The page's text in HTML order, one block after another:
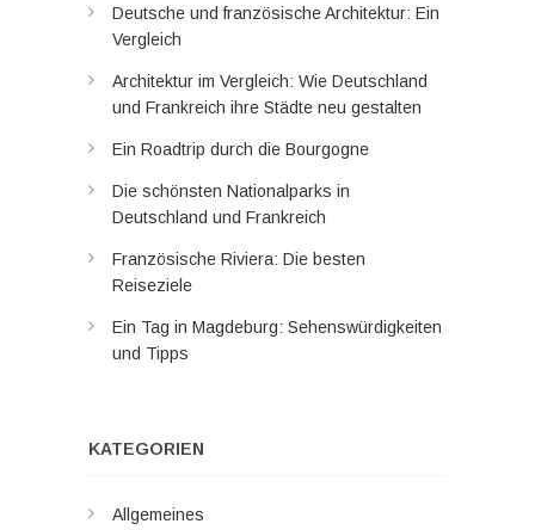
Deutsche und französische Architektur: Ein
Vergleich
Architektur im Vergleich: Wie Deutschland
und Frankreich ihre Städte neu gestalten
Ein Roadtrip durch die Bourgogne
Die schönsten Nationalparks in
Deutschland und Frankreich
Französische Riviera: Die besten
Reiseziele
Ein Tag in Magdeburg: Sehenswürdigkeiten
und Tipps
KATEGORIEN
Allgemeines